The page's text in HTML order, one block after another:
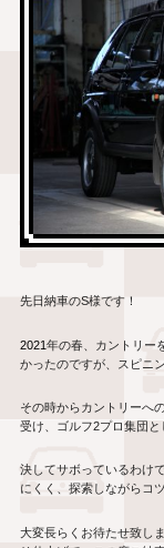
先日納車のS様です！
2021年の春、カントリー
かったのですが、スピニ
その時からカントリーへ
受け、ゴルフ2プロ集団と
決してサボっているわけ
にくく、探索しながらコ
大変長らくお待たせ致し